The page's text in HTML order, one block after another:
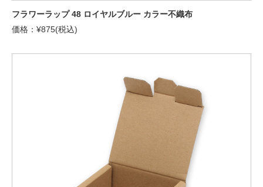
フラワーラップ 48 ロイヤルブルー カラー不織布
価格：¥875(税込)